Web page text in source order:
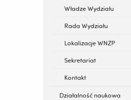
Władze Wydziału
Rada Wydziału
Lokalizacje WNZP
Sekretariat
Kontakt
Działalność naukowa